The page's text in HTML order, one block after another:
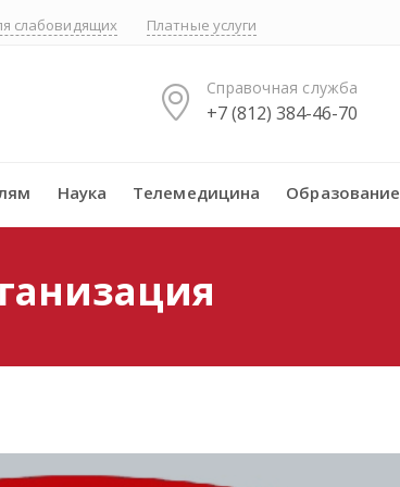
слабовидящих Платные услуги
Справочная служба
+7 (812) 384-46-70
Наука Телемедицина Образование